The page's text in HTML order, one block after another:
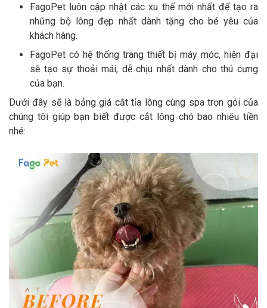
FagoPet luôn cập nhật các xu thế mới nhất để tạo ra
những bộ lông đẹp nhất dành tặng cho bé yêu của
khách hàng.
FagoPet có hệ thống trang thiết bị máy móc, hiện đại
sẽ tạo sự thoải mái, dễ chịu nhất dành cho thú cưng
của bạn.
Dưới đây sẽ là bảng giá cắt tỉa lông cùng spa trọn gói của
chúng tôi giúp bạn biết được cắt lông chó bao nhiêu tiền
nhé: